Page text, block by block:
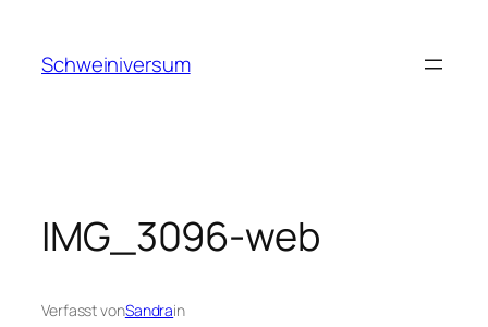
springen
Schweiniversum
IMG_3096-web
Verfasst vonSandrain